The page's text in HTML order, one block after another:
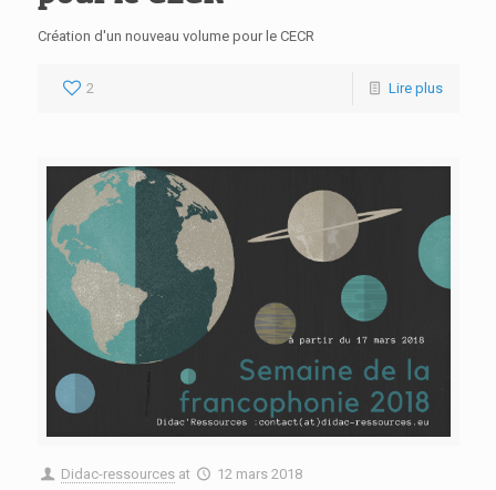
Création d'un nouveau volume pour le CECR
2 Lire plus
Didac-ressources at 12 mars 2018